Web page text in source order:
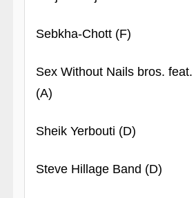
Sebkha-Chott (F)
Sex Without Nails bros. feat.
(A)
Sheik Yerbouti (D)
Steve Hillage Band (D)